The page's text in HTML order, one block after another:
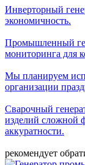
Инверторный
экономичность.
Промышленный
мониторинга для
Мы планируем
организации
Сварочный
изделий сложной
аккуратности.
рекомендует